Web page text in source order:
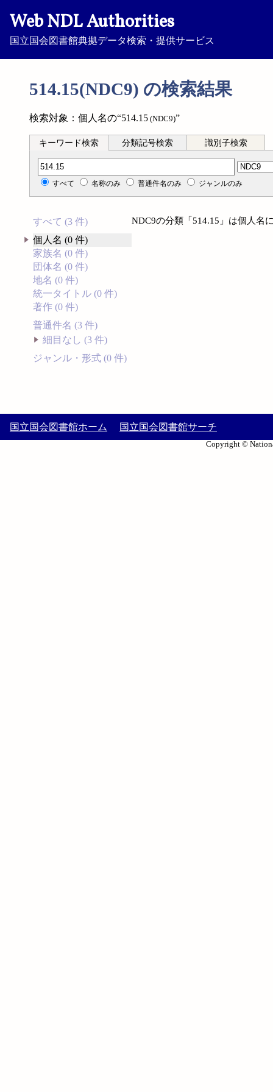
Web NDL Authorities
国立国会図書館典拠データ検索・提供サービス
514.15(NDC9) の検索結果
検索対象：個人名の“514.15 (NDC9)”
キーワード検索 分類記号検索 識別子検索
分類記号検索
すべて 名称のみ 普通件名のみ ジャンルのみ
すべて (3 件)
個人名 (0 件)
家族名 (0 件)
団体名 (0 件)
地名 (0 件)
統一タイトル (0 件)
著作 (0 件)
普通件名 (3 件)
細目なし (3 件)
ジャンル・形式 (0 件)
NDC9の分類「514.15」は個人名
国立国会図書館ホーム 国立国会図書館サーチ
Copyright ©